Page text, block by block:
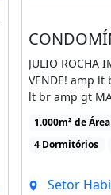
JULIO ROCHA
VENDE! amp
lt br amp gt
CASA
1.000m² de
4 Dormitórios
Setor Habitacional